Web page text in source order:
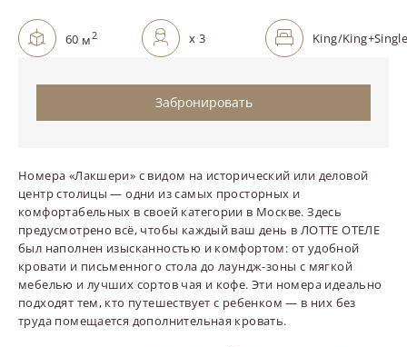
Забронировать
Площадь:
60 м2 Вместимость:
x 3 Кровати:
King/
Номера «Лакшери» с видом на исторический или деловой
центр столицы — одни из самых просторных и
комфортабельных в своей категории в Москве. Здесь
предусмотрено всё, чтобы каждый ваш день в ЛОТТЕ ОТЕЛЕ
был наполнен изысканностью и комфортом: от удобной
кровати и письменного стола до лаундж-зоны с мягкой
мебелью и лучших сортов чая и кофе. Эти номера идеально
подходят тем, кто путешествует с ребенком — в них без
труда помещается дополнительная кровать.